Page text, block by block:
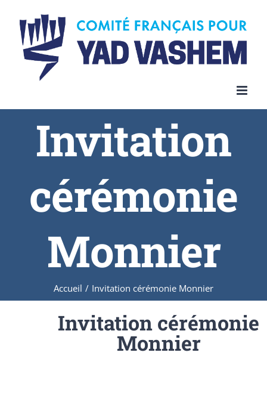
Invitation
cérémonie
Monnier
Accueil / Invitation cérémonie Monnier
Invitation cérémonie
Monnier